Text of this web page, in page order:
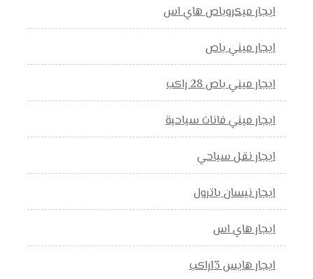
ايجار ميكروباص هاي اس
ايجار ميني باص
ايجار ميني باص 28 راكب
ايجار ميني فانات سياحية
ايجار نقل سياحي
ايجار نيسان باترول
ايجار هاي اس
ايجار هايس 13راكب